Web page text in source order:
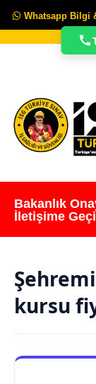
Whatsapp Bilgi
Bakanlık
İletişime
kursu